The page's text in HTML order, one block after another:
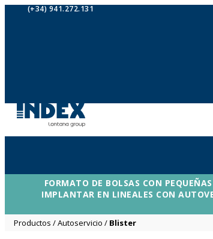
(+34) 941.272.131
FORMATO DE BOLSAS CON
IMPLANTAR EN LINEALES CON
Productos /Autoservicio / Blister